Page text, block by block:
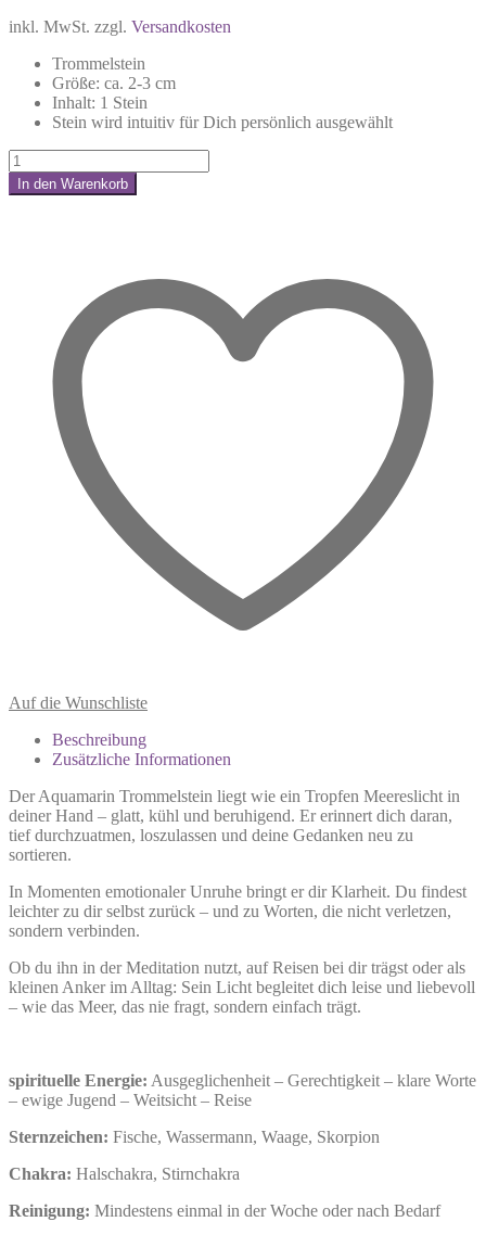
inkl. MwSt. zzgl. Versandkosten
Trommelstein
Größe: ca. 2-3 cm
Inhalt: 1 Stein
Stein wird intuitiv für Dich persönlich ausgewählt
Aquamarin
Trommelstein
–
In den Warenkorb
Auf die Wunschliste
Beschreibung
Zusätzliche Informationen
Der Aquamarin Trommelstein liegt wie ein Tropfen Meereslicht in
deiner Hand – glatt, kühl und beruhigend. Er erinnert dich daran,
tief durchzuatmen, loszulassen und deine Gedanken neu zu
sortieren.
In Momenten emotionaler Unruhe bringt er dir Klarheit. Du findest
leichter zu dir selbst zurück – und zu Worten, die nicht verletzen,
sondern verbinden.
Ob du ihn in der Meditation nutzt, auf Reisen bei dir trägst oder als
kleinen Anker im Alltag: Sein Licht begleitet dich leise und liebevoll
– wie das Meer, das nie fragt, sondern einfach trägt.
spirituelle Energie: Ausgeglichenheit – Gerechtigkeit – klare Worte
– ewige Jugend – Weitsicht – Reise
Sternzeichen: Fische, Wassermann, Waage, Skorpion
Chakra: Halschakra, Stirnchakra
Reinigung: Mindestens einmal in der Woche oder nach Bedarf